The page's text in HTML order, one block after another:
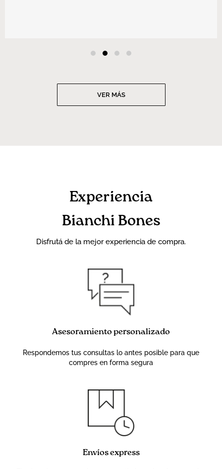
VER MÁS
Experiencia
Bianchi Bones
Disfrutá de la mejor experiencia de compra.
Asesoramiento personalizado
Respondemos tus consultas lo antes posible para que
compres en forma segura
Envíos express